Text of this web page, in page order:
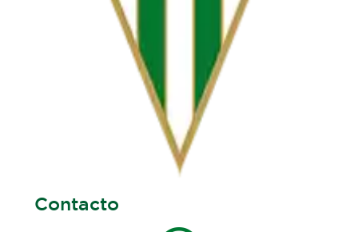
Contacto